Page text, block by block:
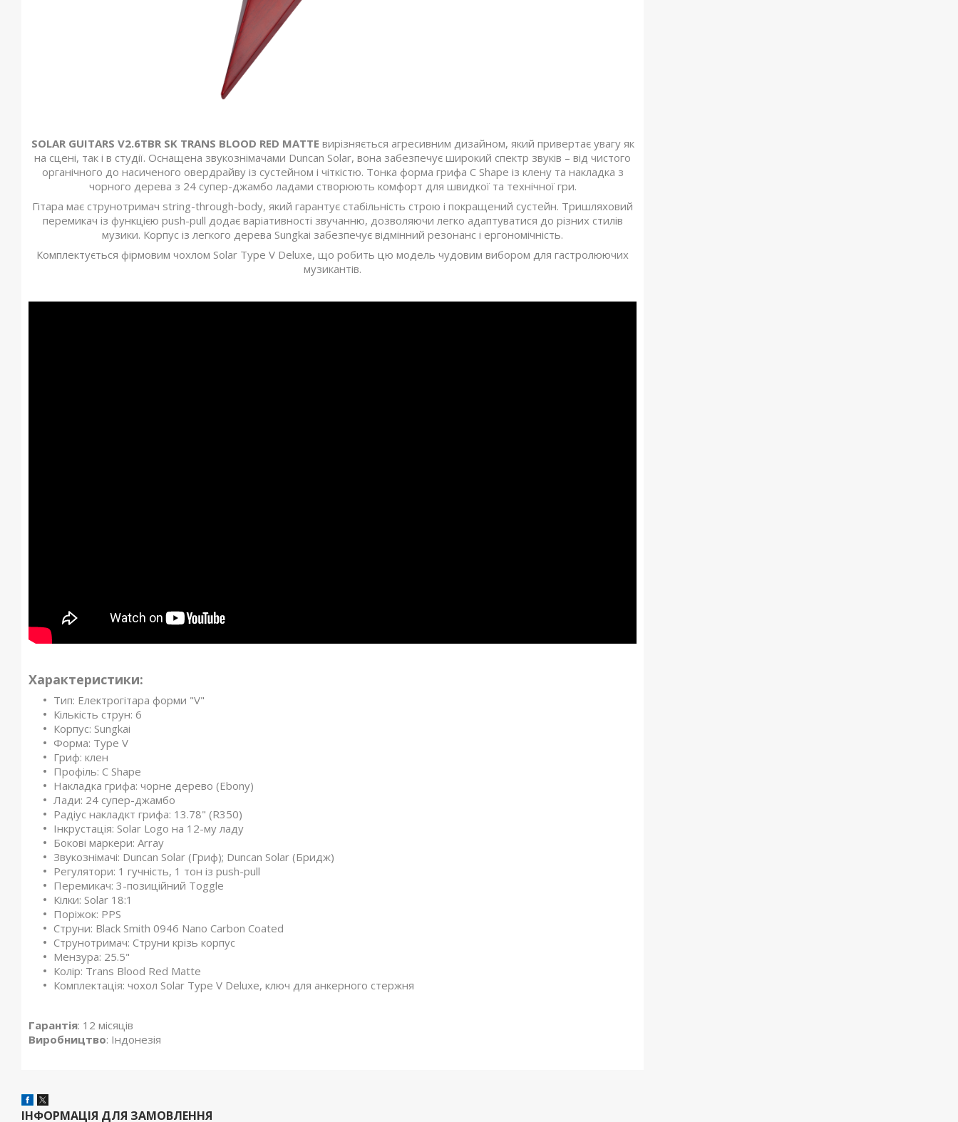
SOLAR GUITARS V2.6TBR SK TRANS BLOOD RED MATTE вирізняється агресивним дизайном, який привертає увагу як
на сцені, так і в студії. Оснащена звукознімачами Duncan Solar, вона забезпечує широкий спектр звуків – від чистого
органічного до насиченого овердрайву із сустейном і чіткістю. Тонка форма грифа C Shape із клену та накладка з
чорного дерева з 24 супер-джамбо ладами створюють комфорт для швидкої та технічної гри.
Гітара має струнотримач string-through-body, який гарантує стабільність строю і покращений сустейн. Тришляховий
перемикач із функцією push-pull додає варіативності звучанню, дозволяючи легко адаптуватися до різних стилів
музики. Корпус із легкого дерева Sungkai забезпечує відмінний резонанс і ергономічність.
Комплектується фірмовим чохлом Solar Type V Deluxe, що робить цю модель чудовим вибором для гастролюючих
музикантів.
Характеристики:
Тип: Електрогітара форми "V"
Кількість струн: 6
Корпус: Sungkai
Форма: Type V
Гриф: клен
Профіль: C Shape
Накладка грифа: чорне дерево (Ebony)
Лади: 24 супер-джамбо
Радіус накладкт грифа: 13.78" (R350)
Інкрустація: Solar Logo на 12-му ладу
Бокові маркери: Array
Звукознімачі: Duncan Solar (Гриф); Duncan Solar (Бридж)
Регулятори: 1 гучність, 1 тон із push-pull
Перемикач: 3-позиційний Toggle
Кілки: Solar 18:1
Поріжок: PPS
Струни: Black Smith 0946 Nano Carbon Coated
Струнотримач: Струни крізь корпус
Мензура: 25.5"
Колір: Trans Blood Red Matte
Комплектація: чохол Solar Type V Deluxe, ключ для анкерного стержня
Гарантія: 12 місяців
Виробництво: Індонезія
ІНФОРМАЦІЯ ДЛЯ ЗАМОВЛЕННЯ